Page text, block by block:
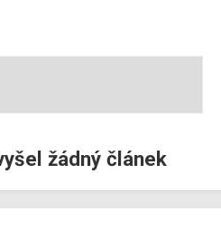
žádný článek